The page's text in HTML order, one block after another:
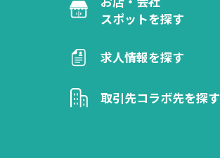
スポットを探す
求人情報を探す
取引先コラボ先を探す